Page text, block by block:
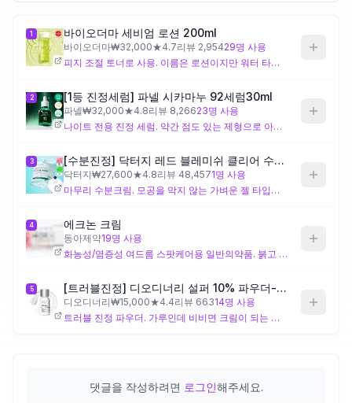
1 바이오더마 세비엄 로션 200ml
바이오더마₩32,000★4.7리뷰 2,95429명 사용
피지 조절 토너로 사용. 이름은 로션이지만 워터 타입의 수분 토너입니다. 산뜻하게 마무리되며 피지 분비를 조절해줍니다. 2번 정도 레이어링하면 효과적.
2 [1등 진정세럼] 파넬 시카마누 92세럼30ml
파넬₩32,000★4.8리뷰 8,26623명 사용
나이트 전용 진정 세럼. 약간 점도 있는 제형으로 아침에 바르면 화장이 밀릴 수 있어 저녁에만 사용합니다. 시카와 마누카꿀 성분이 열감과 트러블을 진정시킵니다.
3 [수분진정] 닥터지 레드 블레미쉬 클리어 수딩 크림 70ml 기획 (+30ml)
닥터지₩27,600★4.8리뷰 48,4571명 사용
마무리 수분크림. 모공을 막지 않는 가벼운 젤 타입으로 사계절 내내 사용 가능합니다. 무겁지 않게 수분만 채워주는 느낌.
4 에크논 크림
동아제약19명 사용
화농성/염증성 여드름 스팟케어용 일반의약품. 붉고 딱딱한 화농성 여드름 부위에만 도톰하게 얹어줍니다. 전체 도포가 아닌 국소 사용.
5 [트러블진정] 디오디너리 설퍼 10% 파우더-투-크림 컨센트레이트 5g
디오디너리₩15,000★4.4리뷰 66314명 사용
트러블 진정 파우더. 가루인데 비비면 크림이 되는 제형. 유황 성분이 트러블을 진정시키고 피지를 조절합니다. 트러블 부위에 국소적으로 사용.
댓글을 작성하려면 로그인해주세요.